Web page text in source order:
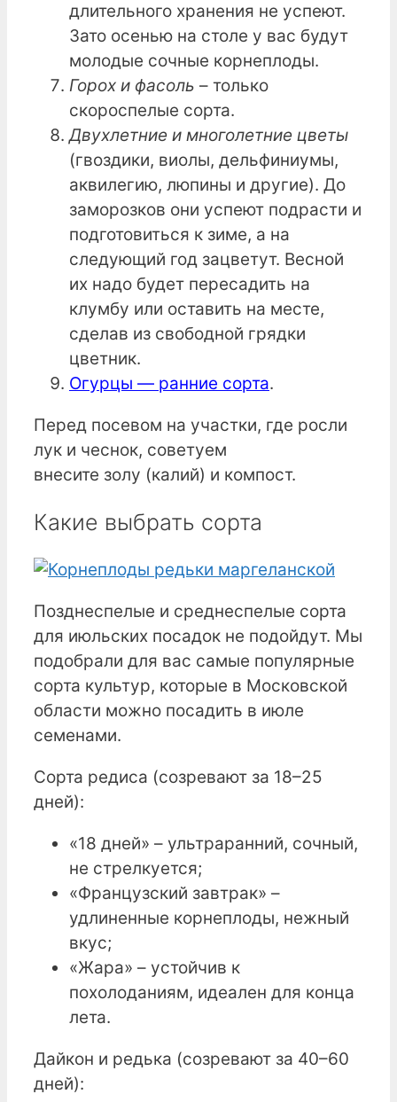
длительного хранения не успеют.
Зато осенью на столе у вас будут
молодые сочные корнеплоды.
Горох и фасоль – только
скороспелые сорта.
Двухлетние и многолетние цветы
(гвоздики, виолы, дельфиниумы,
аквилегию, люпины и другие). До
заморозков они успеют подрасти и
подготовиться к зиме, а на
следующий год зацветут. Весной
их надо будет пересадить на
клумбу или оставить на месте,
сделав из свободной грядки
цветник.
Огурцы — ранние сорта.
Перед посевом на участки, где росли
лук и чеснок, советуем
внесите золу (калий) и компост.
Какие выбрать сорта
Позднеспелые и среднеспелые сорта
для июльских посадок не подойдут. Мы
подобрали для вас самые популярные
сорта культур, которые в Московской
области можно посадить в июле
семенами.
Сорта редиса (созревают за 18–25
дней):
«18 дней» – ультраранний, сочный,
не стрелкуется;
«Французский завтрак» –
удлиненные корнеплоды, нежный
вкус;
«Жара» – устойчив к
похолоданиям, идеален для конца
лета.
Дайкон и редька (созревают за 40–60
дней):